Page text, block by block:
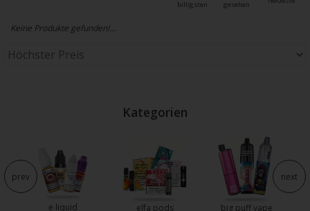
billigsten
gesehen
Keine Produkte gefunden!...
Kategorien
e liquid elfa pods big puff vape
prev next